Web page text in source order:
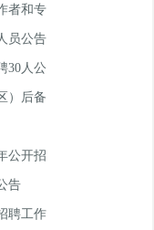
者和专
员公告
30人公
）后备
公开招
告
聘工作